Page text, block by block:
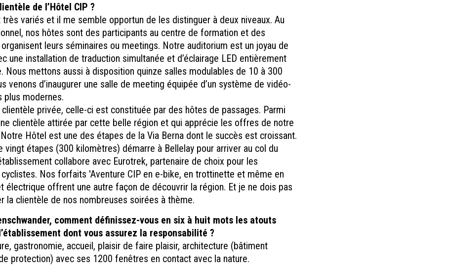
de l’Hôtel CIP ?
variés et il me semble opportun de les distinguer à deux niveaux. Au
nos hôtes sont des participants au centre de formation et des
leurs séminaires ou meetings. Notre auditorium est un joyau de
une installation de traduction simultanée et d’éclairage LED entièrement
Nous mettons aussi à disposition quinze salles modulables de 10 à 300
venons d’inaugurer une salle de meeting équipée d’un système de vidéo-
plus modernes.
clientèle privée, celle-ci est constituée par des hôtes de passages. Parmi
clientèle attirée par cette belle région et qui apprécie les offres de notre
Hôtel est une des étapes de la Via Berna dont le succès est croissant.
vingt étapes (300 kilomètres) démarre à Bellelay pour arriver au col du
collabore avec Eurotrek, partenaire de choix pour les
Nos forfaits 'Aventure CIP en e-bike, en trottinette et même en
électrique offrent une autre façon de découvrir la région. Et je ne dois pas
la clientèle de nos nombreuses soirées à thème.
comment définissez-vous en six à huit mots les atouts
dont vous assurez la responsabilité ?
gastronomie, accueil, plaisir de faire plaisir, architecture (bâtiment
protection) avec ses 1200 fenêtres en contact avec la nature.